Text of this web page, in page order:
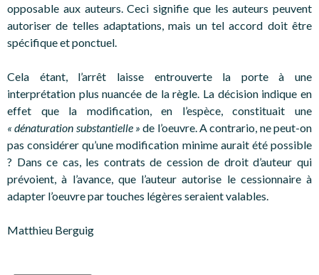
opposable aux auteurs. Ceci signifie que les auteurs peuvent
autoriser de telles adaptations, mais un tel accord doit être
spécifique et ponctuel.
Cela étant, l’arrêt laisse entrouverte la porte à une
interprétation plus nuancée de la règle. La décision indique en
effet que la modification, en l’espèce, constituait une
« dénaturation substantielle »de l’oeuvre. A contrario, ne peut-on
pas considérer qu’une modification minime aurait été possible
? Dans ce cas, les contrats de cession de droit d’auteur qui
prévoient, à l’avance, que l’auteur autorise le cessionnaire à
adapter l’oeuvre par touches légères seraient valables.
Matthieu Berguig